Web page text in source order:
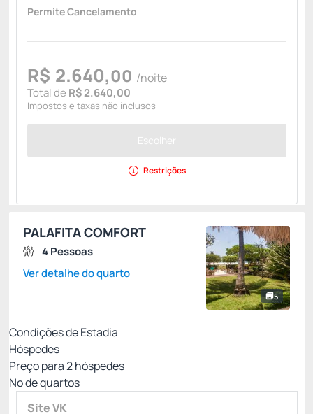
Permite Cancelamento
R$ 2.640,00 /noite
Total de R$ 2.640,00
Impostos e taxas não inclusos
Escolher
Restrições
5
PALAFITA COMFORT
4 Pessoas
Ver detalhe do quarto
Condições de Estadia
Hóspedes
Preço para2hóspedes
Nº de quartos
Site VK